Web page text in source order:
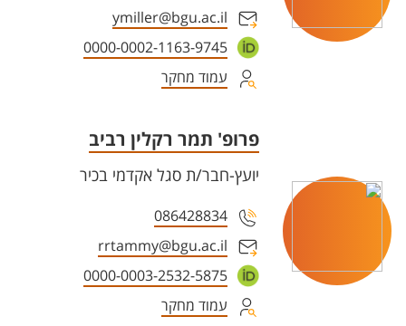
ymiller@bgu.ac.il
0000-0002-1163-9745
עמוד מחקר
פרופ' תמר רקלין רביב
יועץ-חבר/ת סגל אקדמי בכיר
086428834
rrtammy@bgu.ac.il
0000-0003-2532-5875
עמוד מחקר